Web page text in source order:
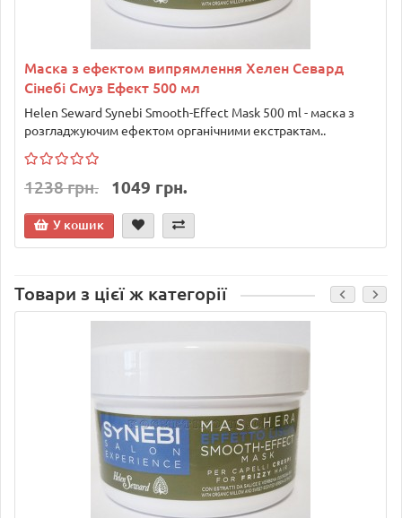
Маска з ефектом випрямлення Хелен Севард
Сінебі Смуз Ефект 500 мл
Helen Seward Synebi Smooth-Effect Mask 500 ml - маска з
розгладжуючим ефектом органічними екстрактам..
1238 грн. 1049 грн.
У кошик
Товари з цієї ж категорії